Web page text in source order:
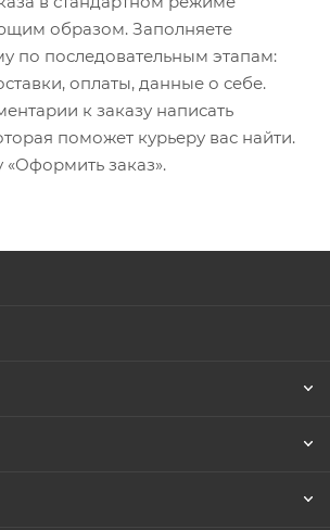
образом. Заполняете
по последовательным этапам:
оплаты, данные о себе.
к заказу написать
поможет курьеру вас найти.
заказ».